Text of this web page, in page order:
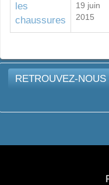
les
chaussures
19 juin
2015
RETROUVEZ-